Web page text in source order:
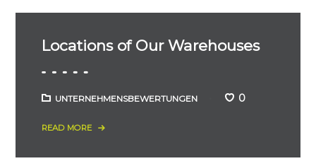
Locations of Our Warehouses
UNTERNEHMENSBEWERTUNGEN 0
READ MORE